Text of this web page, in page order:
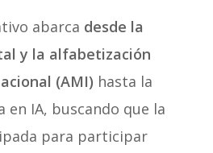
abarca desde la
y la alfabetización
(AMI) hasta la
en IA, buscando que la
para participar